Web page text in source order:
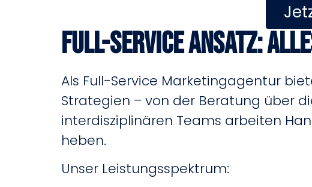
Full-Service Ansatz:
Als Full-Service Marketingagentur
Strategien – von der Beratung über
interdisziplinären Teams arbeiten
heben.
Unser Leistungsspektrum: